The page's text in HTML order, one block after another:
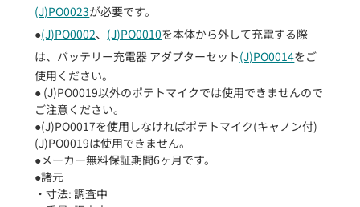
(J)PO0023が必要です。
●(J)PO0002、 (J)PO0010を本体から外して充電する際
は、バッテリー充電器 アダプターセット(J)PO0014をご
使用ください。
● (J)PO0019以外のポテトマイクでは使用できませんので
ご注意ください。
●(J)PO0017を使用しなければポテトマイク(キャノン付)
(J)PO0019は使用できません。
●メーカー無料保証期間6ヶ月です。
●諸元
・寸法: 調査中